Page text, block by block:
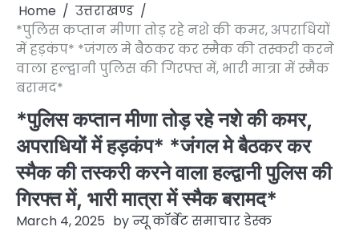
Home
उत्तराखण्ड
*पुलिस कप्तान मीणा तोड़ रहे नशे की कमर, अपराधियों
में हड़कंप* *जंगल मे बैठकर कर स्मैक की तस्करी करने
वाला हल्द्वानी पुलिस की गिरफ्त में, भारी मात्रा में स्मैक
बरामद*
*पुलिस कप्तान मीणा तोड़ रहे नशे की कमर,
अपराधियों में हड़कंप* *जंगल मे बैठकर कर
स्मैक की तस्करी करने वाला हल्द्वानी पुलिस की
गिरफ्त में, भारी मात्रा में स्मैक बरामद*
March 4, 2025 byन्यू कॉर्बेट समाचार डेस्क